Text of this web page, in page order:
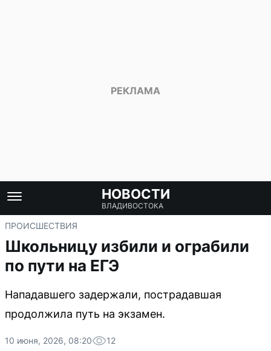
НОВОСТИ
ВЛАДИВОСТОКА
ПРОИСШЕСТВИЯ
Школьницу избили и ограбили
по пути на ЕГЭ
Нападавшего задержали, пострадавшая
продолжила путь на экзамен.
10 июня, 2026, 08:20 12